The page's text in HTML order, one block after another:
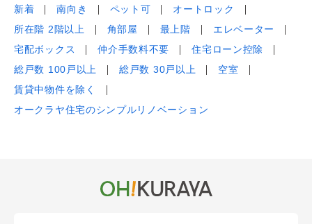
新着 南向き ペット可
オートロック
所在階 2階以上
角部屋 最上階
エレベーター
宅配ボックス
仲介手数料不要
住宅ローン控除
総戸数 100戸以上
総戸数 30戸以上
空室
賃貸中物件を除く
オークラヤ住宅のシンプルリノベーション